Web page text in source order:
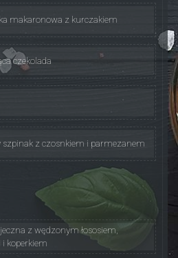
makaronowa z kurczakiem
czekolada
szpinak z czosnkiem i parmezanem
z wędzonym łososiem,
koperkiem